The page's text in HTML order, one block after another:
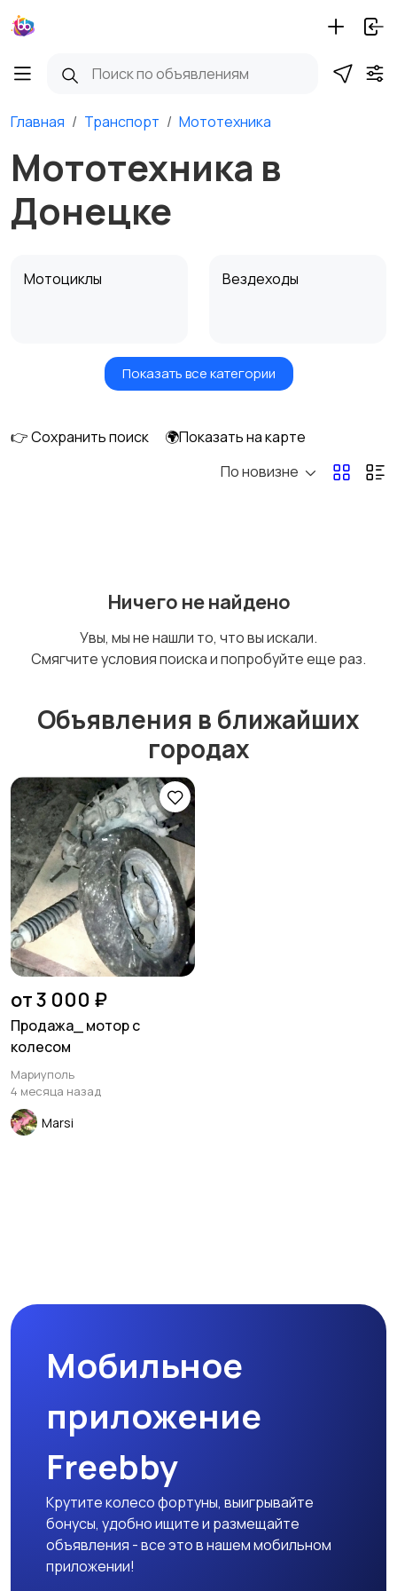
Главная Транспорт Мототехника
Мототехника в
Донецке
Мотоциклы Вездеходы
Квадроциклы и багги
Снегоходы
Показать все категории
👉 Сохранить поиск
🌍Показать на карте
По новизне
Ничего не найдено
Увы, мы не нашли то, что вы искали.
Смягчите условия поиска и попробуйте еще раз.
Объявления в ближайших
городах
от 3 000 ₽
Продажа_ мотор с
колесом
Мариуполь
4 месяца назад
Marsi
Мобильное
приложение
Freebby
Крутите колесо фортуны, выигрывайте
бонусы, удобно ищите и размещайте
объявления - все это в нашем мобильном
приложении!